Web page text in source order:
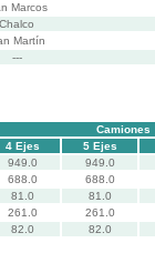
Marcos
Chalco
Martín
---
Camiones
4 Ejes 5 Ejes
949.0 949.0
688.0 688.0
81.0 81.0
261.0 261.0
82.0 82.0